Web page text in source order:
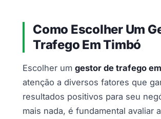
Como Escolher Um
Trafego Em Timbó
Escolher um gestor de trafego
atenção a diversos fatores que
resultados positivos para seu
mais nada, é fundamental avaliar